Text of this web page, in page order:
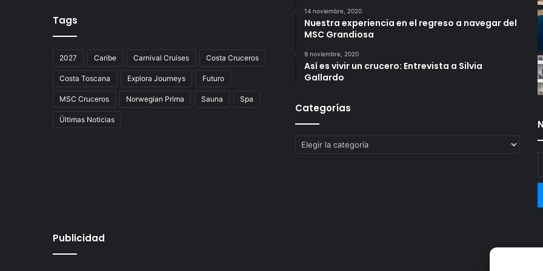
Tags
2027 Caribe Carnival Cruises Costa Cruceros
Costa Toscana Explora Journeys Futuro
MSC Cruceros Norwegian Prima Sauna Spa
Últimas Noticias
14 noviembre, 2020
Nuestra experiencia en el regreso a navegar del
MSC Grandiosa
9 noviembre, 2020
Así es vivir un crucero: Entrevista a Silvia
Gallardo
Categorías
Categorías
Publicidad